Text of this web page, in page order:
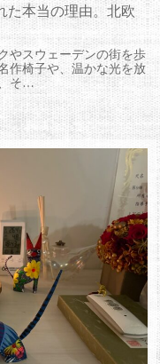
た本当の理由。北欧
やスウェーデンの街を歩
作椅子や、温かな光を放
そ…